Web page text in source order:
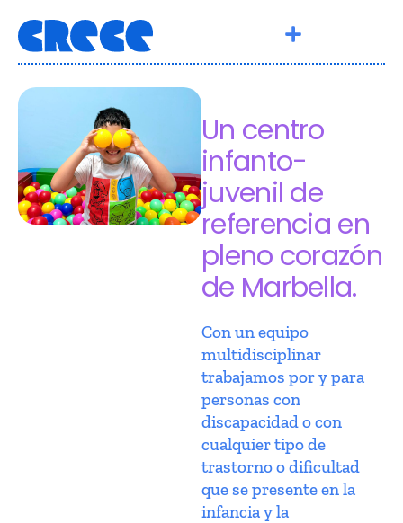
Un centro
infanto-
juvenil de
referencia en
pleno corazón
de Marbella.
Con un equipo
multidisciplinar
trabajamos por y para
personas con
discapacidad o con
cualquier tipo de
trastorno o dificultad
que se presente en la
infancia y la